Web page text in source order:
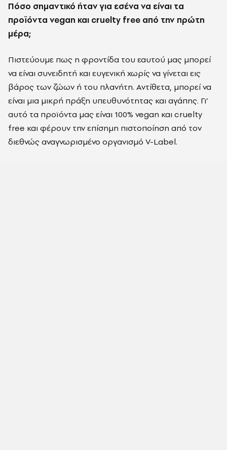
Πόσο σημαντικό ήταν για εσένα να είναι τα
προϊόντα vegan και cruelty free από την πρώτη
μέρα;
Πιστεύουμε πως η φροντίδα του εαυτού μας μπορεί
να είναι συνειδητή και ευγενική χωρίς να γίνεται εις
βάρος των ζώων ή του πλανήτη. Αντίθετα, μπορεί να
είναι μια μικρή πράξη υπευθυνότητας και αγάπης. Γι’
αυτό τα προϊόντα μας είναι 100% vegan και cruelty
free και φέρουν την επίσημη πιστοποίηση από τον
διεθνώς αναγνωρισμένο οργανισμό V-Label.